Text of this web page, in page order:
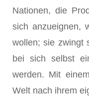
Nationen, die
sich anzueignen,
wollen; sie zwingt
bei sich selbst
werden. Mit
Welt nach ihrem